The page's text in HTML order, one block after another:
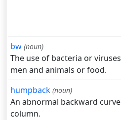
bw (noun)
The use of bacteria or
men and animals or food.
humpback (noun)
An abnormal backward
column.